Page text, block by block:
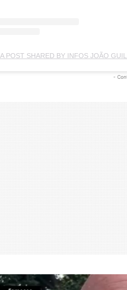
A POST SHARED BY INFOS JOÃO
-